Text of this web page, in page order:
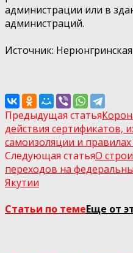
администрации или в
администраций.
Источник:
Предыдущая статья
действия сертификатов,
самоизоляции и
Следующая статьяО
переходов на
Якутии
Статьи по темеЕще от